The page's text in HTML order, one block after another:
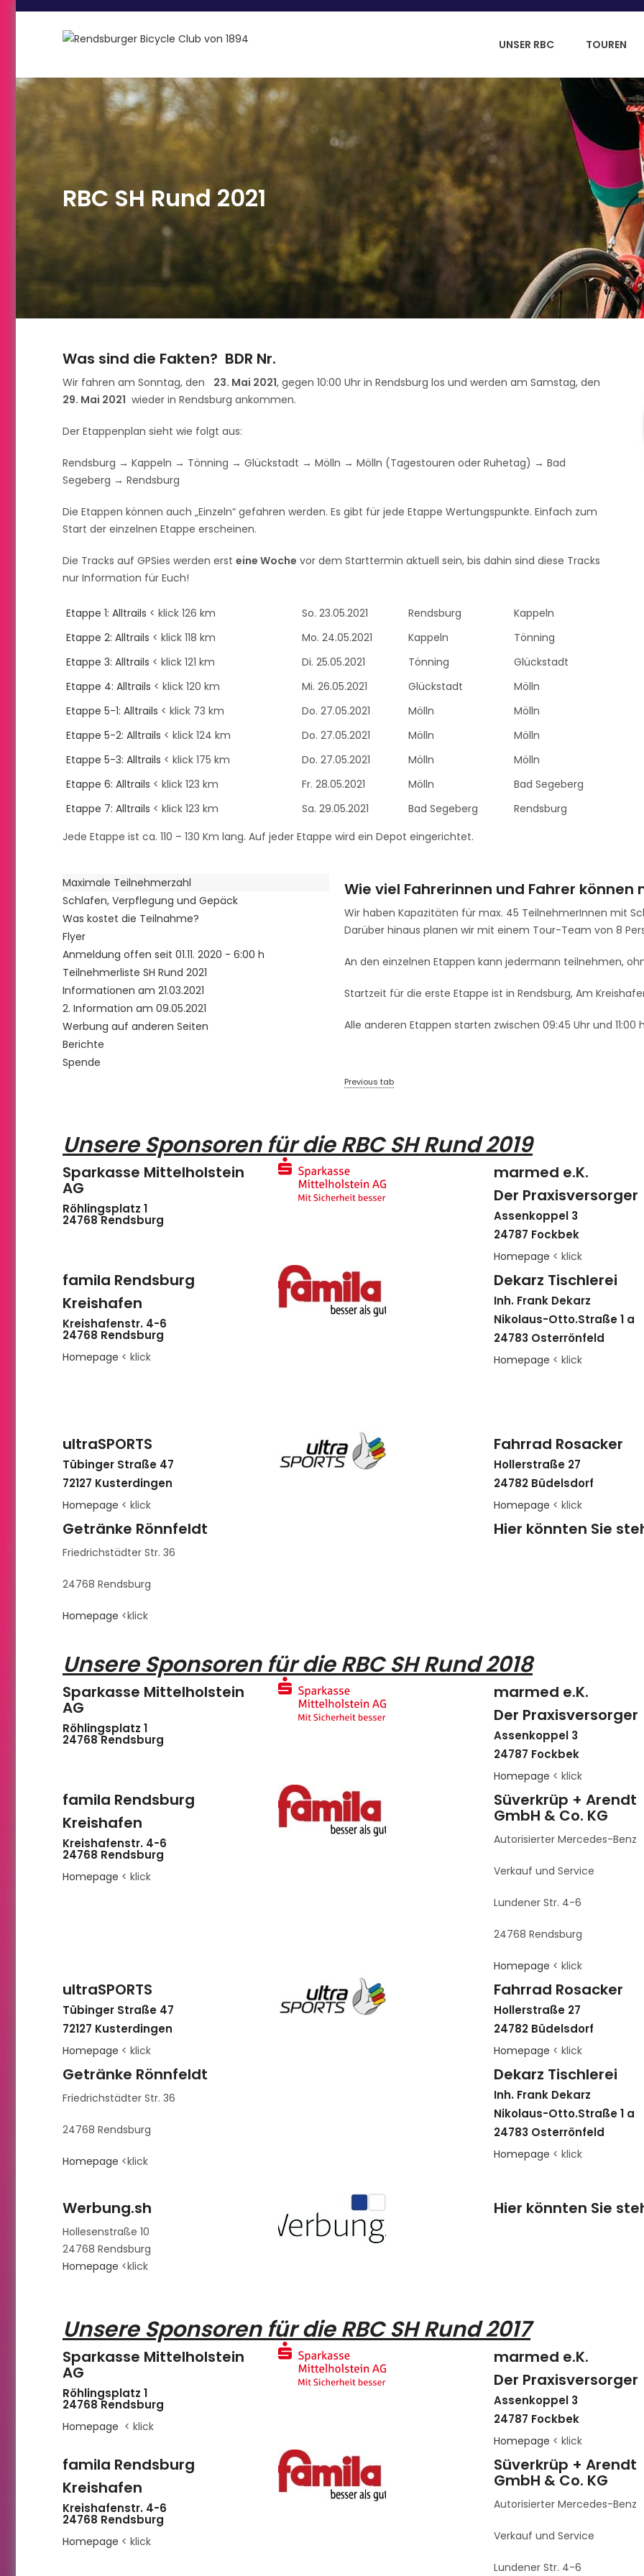
UNSER RBC TOUREN
RBC SH Rund 2021
Was sind die Fakten? BDR Nr.
Wir fahren am Sonntag, den 23. Mai 2021, gegen 10:00 Uhr in Rendsburg los und werden am Samstag, den
29. Mai 2021 wieder in Rendsburg ankommen.
Der Etappenplan sieht wie folgt aus:
Rendsburg → Kappeln → Tönning → Glückstadt → Mölln → Mölln (Tagestouren oder Ruhetag) → Bad
Segeberg → Rendsburg
Die Etappen können auch „Einzeln“ gefahren werden. Es gibt für jede Etappe Wertungspunkte. Einfach zum
Start der einzelnen Etappe erscheinen.
Die Tracks auf GPSies werden erst eine Woche vor dem Starttermin aktuell sein, bis dahin sind diese Tracks
nur Information für Euch!
Etappe 1: Alltrails < klick 126 km So. 23.05.2021 Rendsburg
Kappeln
Etappe 2: Alltrails < klick 118 km Mo. 24.05.2021 Kappeln
Tönning
Etappe 3: Alltrails < klick 121 km Di. 25.05.2021 Tönning
Glückstadt
Etappe 4: Alltrails < klick 120 km Mi. 26.05.2021 Glückstadt
Mölln
Etappe 5-1: Alltrails < klick 73 km Do. 27.05.2021 Mölln
Mölln
Etappe 5-2: Alltrails < klick 124 km Do. 27.05.2021 Mölln
Mölln
Etappe 5-3: Alltrails < klick 175 km Do. 27.05.2021 Mölln
Mölln
Etappe 6: Alltrails < klick 123 km Fr. 28.05.2021 Mölln
Bad Segeberg
Etappe 7: Alltrails < klick 123 km Sa. 29.05.2021 Bad Segeberg
Rendsburg
Jede Etappe ist ca. 110 – 130 Km lang. Auf jeder Etappe wird ein Depot eingerichtet.
Maximale Teilnehmerzahl
Schlafen, Verpflegung und Gepäck
Was kostet die Teilnahme?
Flyer
Anmeldung offen seit 01.11. 2020 - 6:00 h
Teilnehmerliste SH Rund 2021
Informationen am 21.03.2021
2. Information am 09.05.2021
Werbung auf anderen Seiten
Berichte
Spende
Wie viel Fahrerinnen und Fahrer
Wir haben Kapazitäten für max. 45 TeilnehmerInnen mit
Darüber hinaus planen wir mit einem Tour-Team von 8
An den einzelnen Etappen kann jedermann teilnehmen,
Startzeit für die erste Etappe ist in Rendsburg, Am
Alle anderen Etappen starten zwischen 09:45 Uhr und 11:00
Previous tab
Unsere Sponsoren für die RBC SH Rund 2019
Sparkasse Mittelholstein
AG
Röhlingsplatz 1
24768 Rendsburg
marmed e.K.
Der Praxisversorger
Assenkoppel 3
24787 Fockbek
Homepage < klick
famila Rendsburg
Kreishafen
Kreishafenstr. 4-6
24768 Rendsburg
Homepage < klick
Dekarz Tischlerei
Inh. Frank Dekarz
Nikolaus-Otto.Straße 1 a
24783 Osterrönfeld
Homepage < klick
ultraSPORTS
Tübinger Straße 47
72127 Kusterdingen
Homepage < klick
Fahrrad Rosacker
Hollerstraße 27
24782 Büdelsdorf
Homepage < klick
Getränke Rönnfeldt
Friedrichstädter Str. 36
24768 Rendsburg
Homepage <klick
Hier könnten Sie
Unsere Sponsoren für die RBC SH Rund 2018
Sparkasse Mittelholstein
AG
Röhlingsplatz 1
24768 Rendsburg
marmed e.K.
Der Praxisversorger
Assenkoppel 3
24787 Fockbek
Homepage < klick
famila Rendsburg
Kreishafen
Kreishafenstr. 4-6
24768 Rendsburg
Homepage < klick
Süverkrüp + Arendt
GmbH & Co. KG
Autorisierter Mercedes-Benz
Verkauf und Service
Lundener Str. 4-6
24768 Rendsburg
Homepage < klick
ultraSPORTS
Tübinger Straße 47
72127 Kusterdingen
Homepage < klick
Fahrrad Rosacker
Hollerstraße 27
24782 Büdelsdorf
Homepage < klick
Getränke Rönnfeldt
Friedrichstädter Str. 36
24768 Rendsburg
Homepage <klick
Dekarz Tischlerei
Inh. Frank Dekarz
Nikolaus-Otto.Straße 1 a
24783 Osterrönfeld
Homepage < klick
Werbung.sh
Hollesenstraße 10
24768 Rendsburg
Homepage <klick
Hier könnten Sie
Unsere Sponsoren für die RBC SH Rund 2017
Sparkasse Mittelholstein
AG
Röhlingsplatz 1
24768 Rendsburg
Homepage < klick
marmed e.K.
Der Praxisversorger
Assenkoppel 3
24787 Fockbek
Homepage < klick
famila Rendsburg
Kreishafen
Kreishafenstr. 4-6
24768 Rendsburg
Homepage < klick
Süverkrüp + Arendt
GmbH & Co. KG
Autorisierter Mercedes-Benz
Verkauf und Service
Lundener Str. 4-6